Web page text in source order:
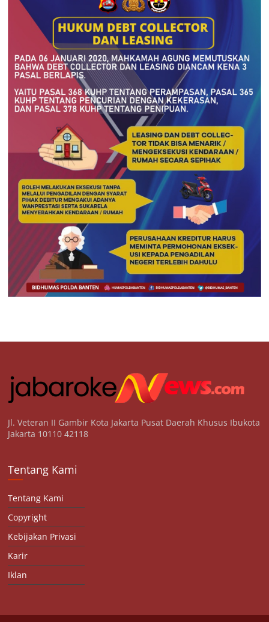
Jl. Veteran II Gambir Kota Jakarta Pusat Daerah Khusus Ibukota
Jakarta 10110 42118
Tentang Kami
Tentang Kami
Copyright
Kebijakan Privasi
Karir
Iklan